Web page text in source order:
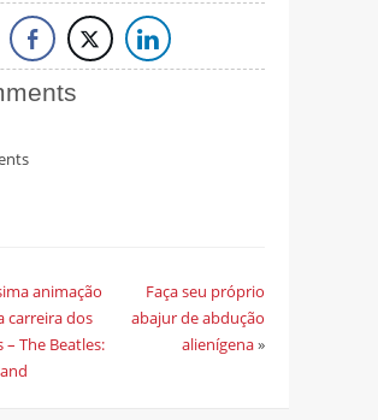
animação
carreira dos
– The Beatles:
Faça seu próprio
abajur de abdução
alienígena»